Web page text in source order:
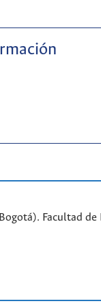
Facultad de